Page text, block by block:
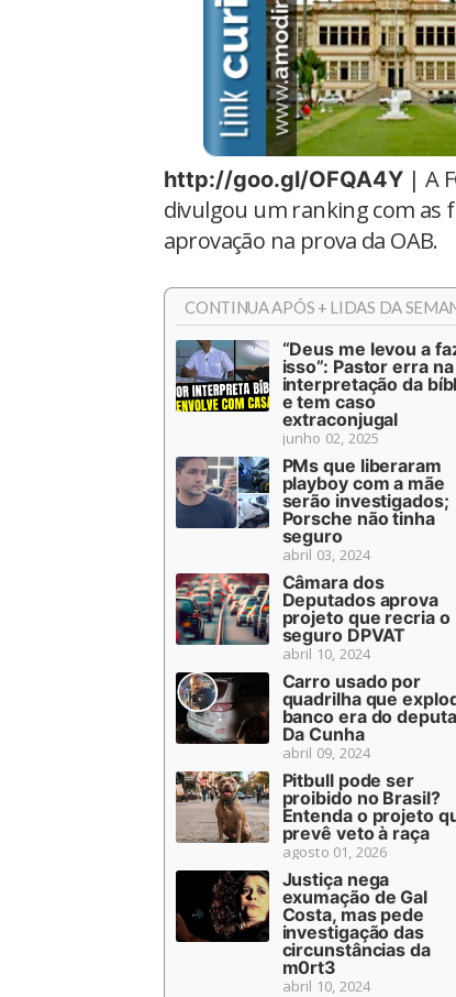
http://goo.gl/OFQA4Y| A
divulgou um ranking com as
aprovação na prova da OAB.
CONTINUA APÓS + LIDAS DA
“Deus me levou a
isso”: Pastor erra na
interpretação da
e tem caso
extraconjugal
junho 02, 2025
PMs que liberaram
playboy com a mãe
serão investigados;
Porsche não tinha
seguro
abril 03, 2024
Câmara dos
Deputados aprova
projeto que recria o
seguro DPVAT
abril 10, 2024
Carro usado por
quadrilha que
banco era do
Da Cunha
abril 09, 2024
Pitbull pode ser
proibido no Brasil?
Entenda o projeto
prevê veto à raça
agosto 01, 2026
Justiça nega
exumação de Gal
Costa, mas pede
investigação das
circunstâncias da
m0rt3
abril 10, 2024